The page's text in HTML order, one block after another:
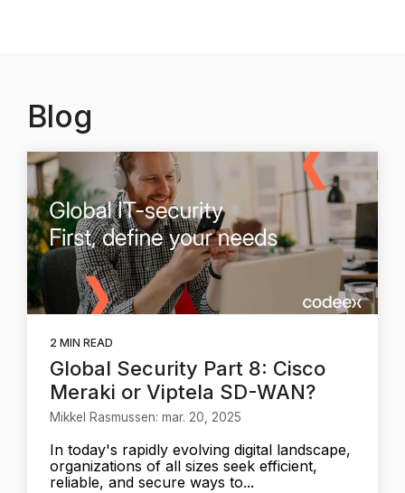
Blog
2 MIN READ
Global Security Part 8: Cisco
Meraki or Viptela SD-WAN?
Mikkel Rasmussen: mar. 20, 2025
In today's rapidly evolving digital landscape,
organizations of all sizes seek efficient,
reliable, and secure ways to...